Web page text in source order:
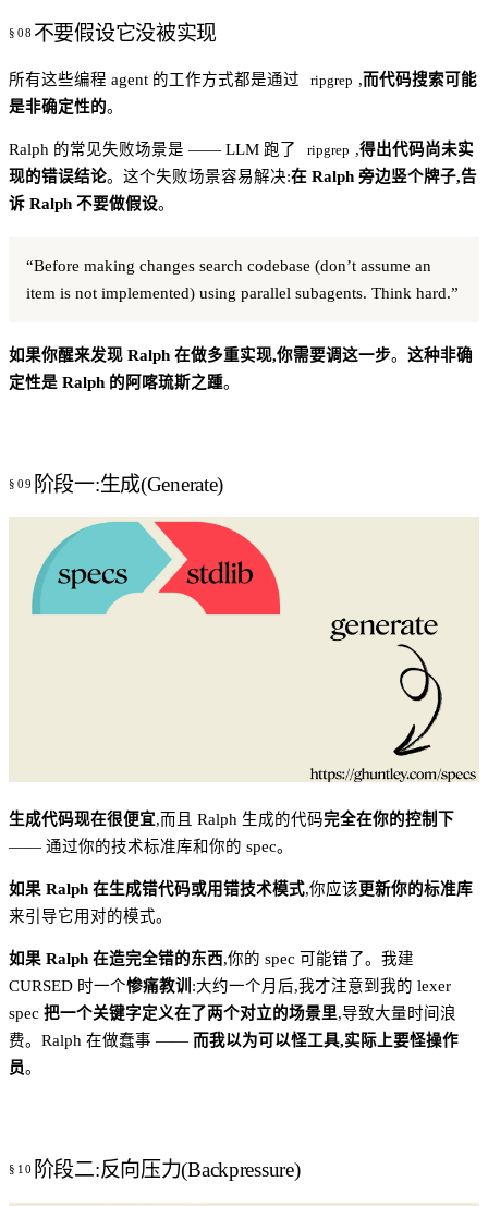
不要假设它没被实现
所有这些编程 agent 的工作方式都是通过 ripgrep ,而代码搜索可能
是非确定性的。
Ralph 的常见失败场景是 —— LLM 跑了 ripgrep ,得出代码尚未实
现的错误结论。这个失败场景容易解决:在 Ralph 旁边竖个牌子,告
诉 Ralph 不要做假设。
“Before making changes search codebase (don’t assume an
item is not implemented) using parallel subagents. Think hard.”
如果你醒来发现 Ralph 在做多重实现,你需要调这一步。 这种非确
定性是 Ralph 的阿喀琉斯之踵。
阶段一:生成(Generate)
生成代码现在很便宜,而且 Ralph 生成的代码完全在你的控制下
—— 通过你的技术标准库和你的 spec。
如果 Ralph 在生成错代码或用错技术模式,你应该更新你的标准库
来引导它用对的模式。
如果 Ralph 在造完全错的东西,你的 spec 可能错了。我建
CURSED 时一个惨痛教训 :大约一个月后,我才注意到我的 lexer
spec 把一个关键字定义在了两个对立的场景里,导致大量时间浪
费。Ralph 在做蠢事 —— 而我以为可以怪工具,实际上要怪操作
员。
阶段二:反向压力(Backpressure)